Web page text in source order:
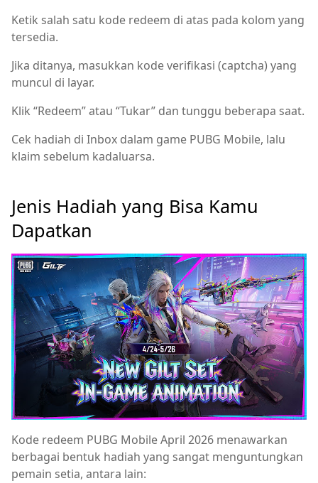
Ketik salah satu kode redeem di atas pada kolom yang
tersedia.
Jika ditanya, masukkan kode verifikasi (captcha) yang
muncul di layar.
Klik “Redeem” atau “Tukar” dan tunggu beberapa saat.
Cek hadiah di Inbox dalam game PUBG Mobile, lalu
klaim sebelum kadaluarsa.
Jenis Hadiah yang Bisa Kamu
Dapatkan
Kode redeem PUBG Mobile April 2026 menawarkan
berbagai bentuk hadiah yang sangat menguntungkan
pemain setia, antara lain: